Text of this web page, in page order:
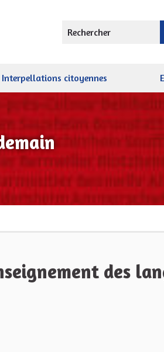
Rechercher
Interpellations citoyennes
des